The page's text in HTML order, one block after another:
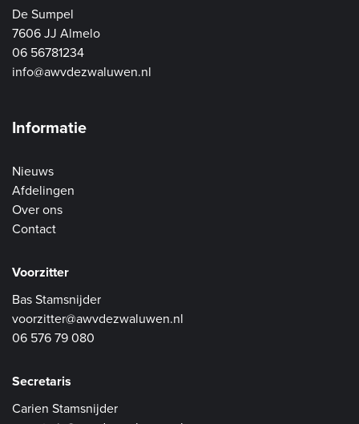
De Sumpel
7606 JJ Almelo
06 56781234
info@awvdezwaluwen.nl
Informatie
Nieuws
Afdelingen
Over ons
Contact
Voorzitter
Bas Stamsnijder
voorzitter@awvdezwaluwen.nl
06 576 79 080
Secretaris
Carien Stamsnijder